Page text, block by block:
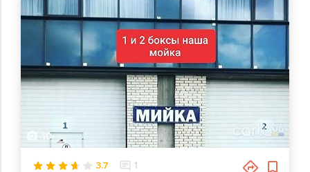
10
3.7 1